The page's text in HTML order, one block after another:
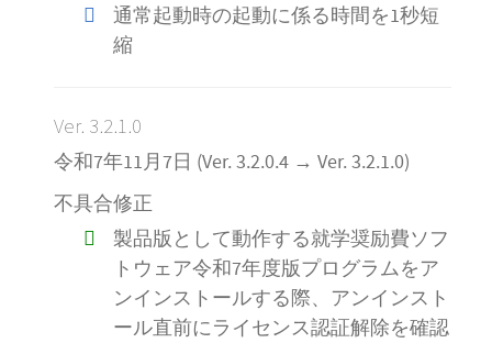
通常起動時の起動に係る時間を1秒短
縮
Ver. 3.2.1.0
令和7年11月7日 (Ver. 3.2.0.4 → Ver. 3.2.1.0)
不具合修正
製品版として動作する就学奨励費ソフ
トウェア令和7年度版プログラムをア
ンインストールする際、アンインスト
ール直前にライセンス認証解除を確認